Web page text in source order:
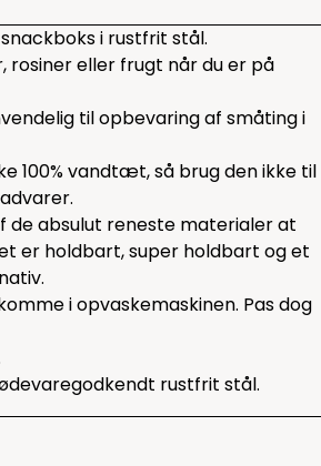
i rustfrit stål.
rosiner eller frugt når du er på
til opbevaring af småting i
100% vandtæt, så brug den ikke til
de absulut reneste materialer at
er holdbart, super holdbart og et
i opvaskemaskinen. Pas dog
rustfrit stål.